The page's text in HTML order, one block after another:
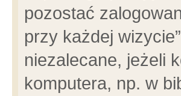
pozostać
przy każdej
niezalecane, jeżeli
komputera, np. w